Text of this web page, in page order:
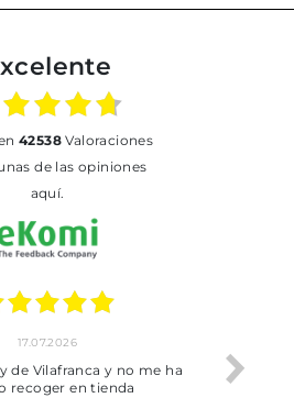
42538Valoraciones
aquí.
17.07.2026
de Vilafranca y no me ha
recoger en tienda